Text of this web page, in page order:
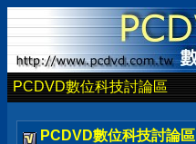
PCDVD數位科技討論區
PCDVD數位科技討論區